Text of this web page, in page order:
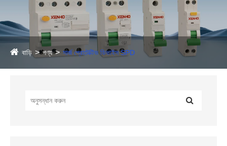
বাড়ি পণ্য সার্জ প্রোটেক্টিভ ডিভাইস SPD